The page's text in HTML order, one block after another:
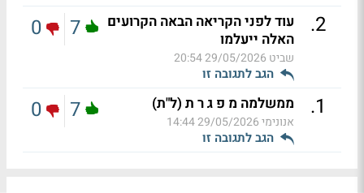
2
.
עוד לפני הקריאה הבאה הקרועים
האלה ייעלמו
שביט 29/05/2026 20:54
הגב לתגובה זו
7
0
1
. ממשלמה מ פ ג ר ת (ל"ת)
אנונימי29/05/2026 14:44
הגב לתגובה זו
7
0